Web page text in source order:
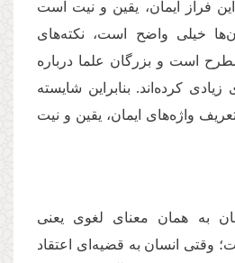
فراز ایمان، یقین و نیت است
خیلی واضح است، نکته‌های
است و بزرگان علما درباره
کرده‌اند. بنابراین شایسته
واژه‌های ایمان، یقین و نیت
به همان معنای لغوی یعنی
وقتی انسان به قضیه‌ای اعتقاد